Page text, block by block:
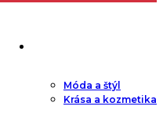
Móda a štýl
Krása a kozmetika